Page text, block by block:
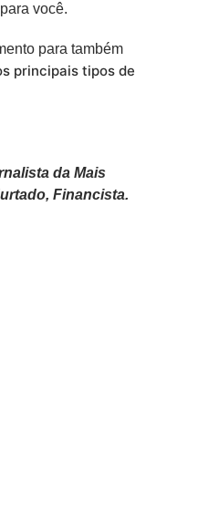
você.
para também
principais tipos de
da Mais
Financista.